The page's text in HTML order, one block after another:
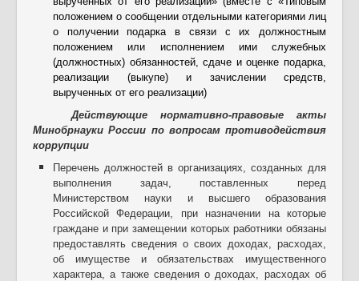
положением о сообщении отдельными категориями лиц
о получении подарка в связи с их должностным
положением или исполнением ими служебных
(должностных) обязанностей, сдаче и оценке подарка,
реализации (выкупе) и зачислении средств,
вырученных от его реализации)
Действующие нормативно-правовые акты
Минобрнауки России по вопросам противодействия
коррупции
Перечень должностей в организациях, созданных для
выполнения задач, поставленных перед
Министерством науки и высшего образования
Российской Федерации, при назначении на которые
граждане и при замещении которых работники обязаны
предоставлять сведения о своих доходах, расходах,
об имуществе и обязательствах имущественного
характера, а также сведения о доходах, расходах об